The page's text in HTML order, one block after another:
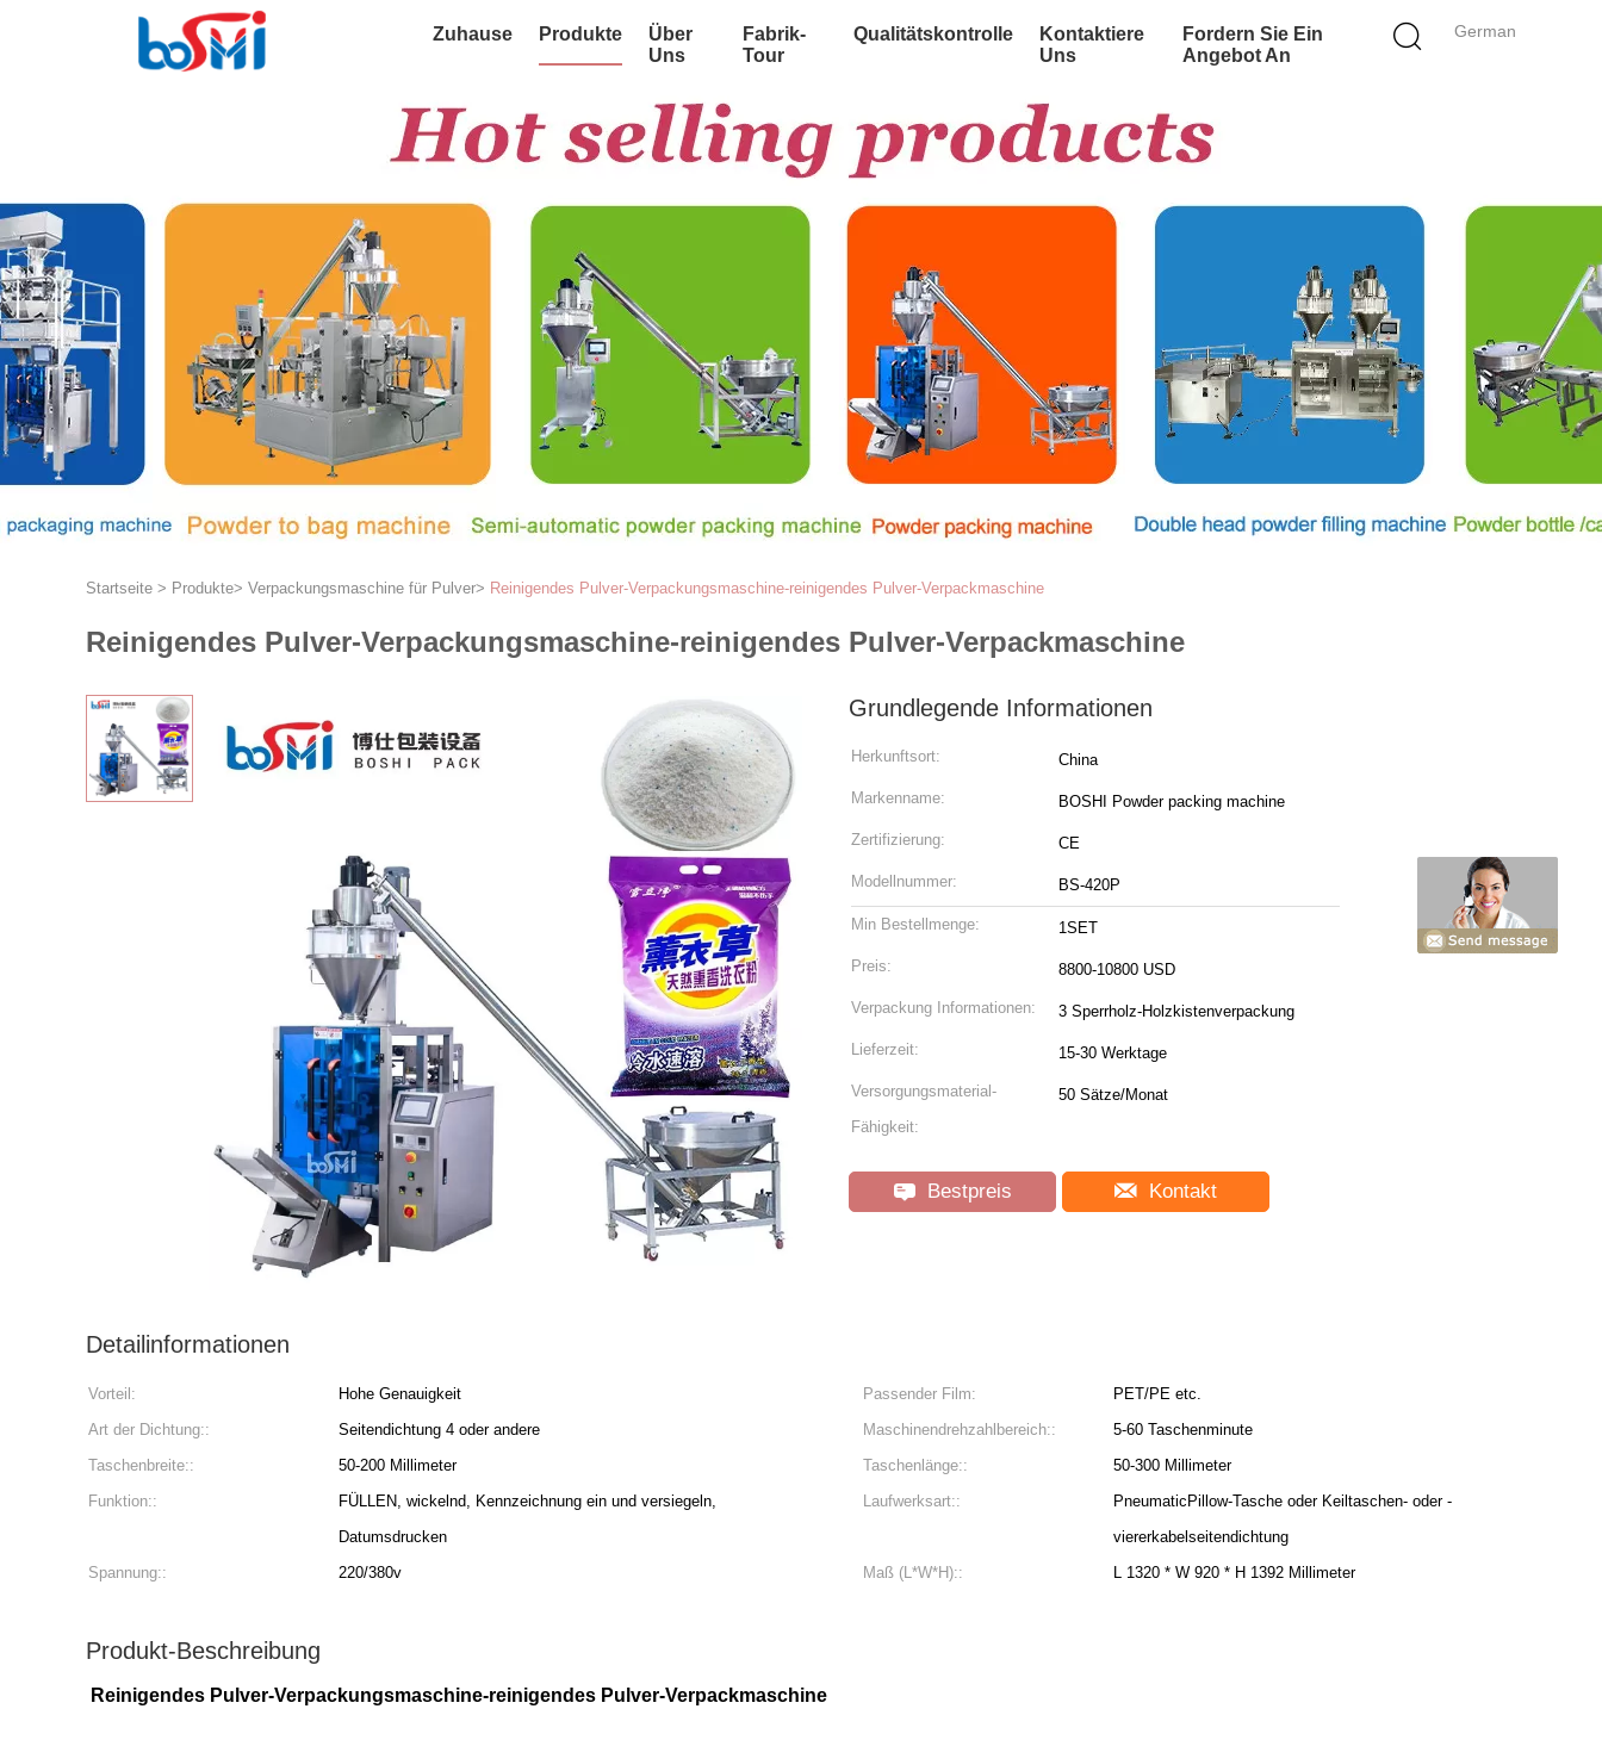
German
Zuhause Produkte
Über
Uns
Fabrik-
Tour
Qualitätskontrolle
Kontaktiere
Uns
Fordern Sie Ein
Angebot An
Startseite > Produkte> Verpackungsmaschine für Pulver> Reinigendes Pulver-Verpackungsmaschine-reinigendes Pulver-Verpackmaschine
Reinigendes Pulver-Verpackungsmaschine-reinigendes Pulver-Verpackmaschine
Grundlegende Informationen
Herkunftsort: China
Markenname: BOSHI Powder packing machine
Zertifizierung: CE
Modellnummer: BS-420P
Min Bestellmenge: 1SET
Preis: 8800-10800 USD
Verpackung Informationen: 3 Sperrholz-Holzkistenverpackung
Lieferzeit: 15-30 Werktage
Versorgungsmaterial-
Fähigkeit:
50 Sätze/Monat
Bestpreis Kontakt
Detailinformationen
Vorteil: Hohe Genauigkeit Passender Film:
PET/PE etc.
Art der Dichtung::
Seitendichtung 4 oder andere Maschinendrehzahlbereich::
5-60 Taschenminute
Taschenbreite::
50-200 Millimeter Taschenlänge::
50-300 Millimeter
Funktion::
FÜLLEN, wickelnd, Kennzeichnung ein und versiegeln,
Datumsdrucken
Laufwerksart::
PneumaticPillow-Tasche oder Keiltaschen- oder -
viererkabelseitendichtung
Spannung::
220/380v Maß (L*W*H):: L 1320 * W 920 * H 1392 Millimeter
Produkt-Beschreibung
Reinigendes Pulver-Verpackungsmaschine-reinigendes Pulver-Verpackmaschine